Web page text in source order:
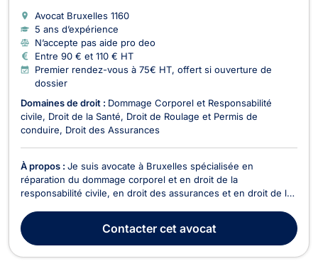
Avocat Bruxelles 1160
5 ans d’expérience
N’accepte pas aide pro deo
Entre 90 € et 110 € HT
Premier rendez-vous à 75€ HT, offert si ouverture de
dossier
Domaines de droit : Dommage Corporel et Responsabilité
civile
Droit de la Santé
Droit de Roulage et Permis de
conduire
Droit des Assurances
À propos : Je suis avocate à Bruxelles spécialisée en
réparation du dommage corporel et en droit de la
responsabilité civile, en droit des assurances et en droit de la
représente devant le tribunal de police en tant que prévenu(e)
ou partie civile. Je suis une personne à l'écout...
Contactercet avocat